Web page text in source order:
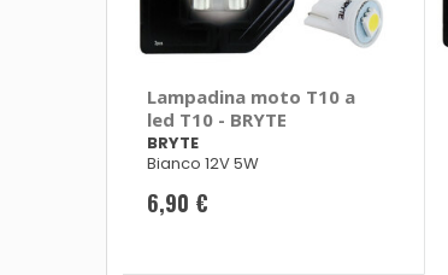
Lampadina moto T10 a
led T10 - BRYTE
BRYTE
Bianco 12V 5W
6,90 €